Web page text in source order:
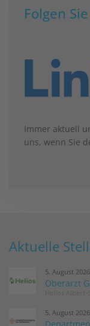
Folgen
Immer aktuell
uns, wenn Sie
Aktuelle
5. August 2026
Oberarzt
5. August 2026